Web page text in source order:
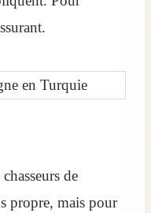
de
propre, mais pour